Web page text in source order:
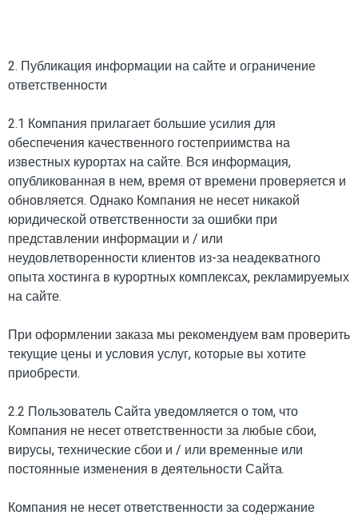
2. Публикация информации на сайте и ограничение
ответственности
2.1 Компания прилагает большие усилия для
обеспечения качественного гостеприимства на
известных курортах на сайте. Вся информация,
опубликованная в нем, время от времени проверяется и
обновляется. Однако Компания не несет никакой
юридической ответственности за ошибки при
представлении информации и / или
неудовлетворенности клиентов из-за неадекватного
опыта хостинга в курортных комплексах, рекламируемых
на сайте.
При оформлении заказа мы рекомендуем вам проверить
текущие цены и условия услуг, которые вы хотите
приобрести.
2.2 Пользователь Сайта уведомляется о том, что
Компания не несет ответственности за любые сбои,
вирусы, технические сбои и / или временные или
постоянные изменения в деятельности Сайта.
Компания не несет ответственности за содержание